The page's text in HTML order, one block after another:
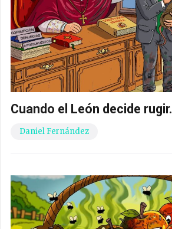
Cuando el León decide rugir.
Daniel Fernández